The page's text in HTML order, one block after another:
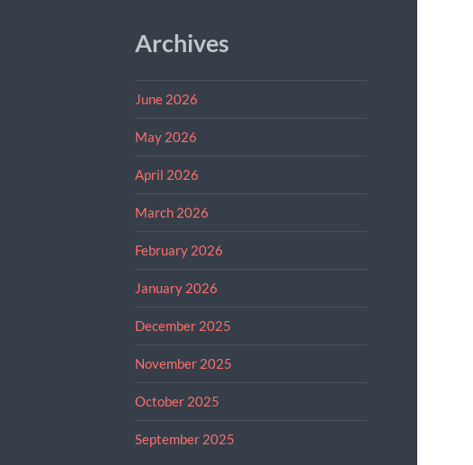
Archives
June 2026
May 2026
April 2026
March 2026
February 2026
January 2026
December 2025
November 2025
October 2025
September 2025